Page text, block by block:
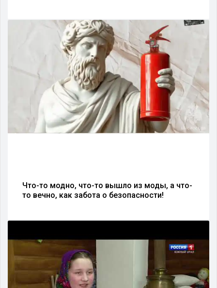
Что-то модно, что-то вышло из моды, а что-
то вечно, как забота о безопасности!